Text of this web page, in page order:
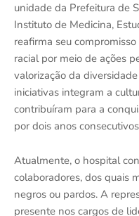
unidade da Prefeitura de
Instituto de Medicina,
reafirma seu
racial por meio de ações
valorização da
iniciativas integram a
contribuíram para a
por dois anos
Atualmente, o hospital
colaboradores, dos quais
negros ou pardos. A
presente nos cargos de